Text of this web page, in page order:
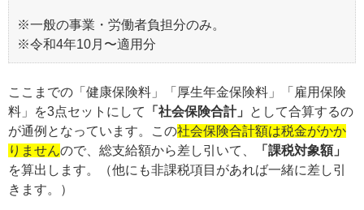
※一般の事業・労働者負担分のみ。
※令和4年10月〜適用分
ここまでの「健康保険料」「厚生年金保険料」「雇用保険
料」を3点セットにして
「社会保険合計」
として合算するの
が通例となっています。この社会保険合計額は税金がかか
りませんので、総支給額から差し引いて、
「課税対象額」
を算出します。（他にも非課税項目があれば一緒に差し引
きます。）